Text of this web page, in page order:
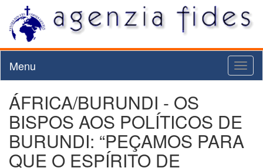
Menu
ÁFRICA/BURUNDI - OS
BISPOS AOS POLÍTICOS DE
BURUNDI: “PEÇAMOS PARA
QUE O ESPÍRITO DE